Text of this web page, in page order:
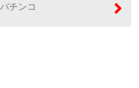
パチンコ